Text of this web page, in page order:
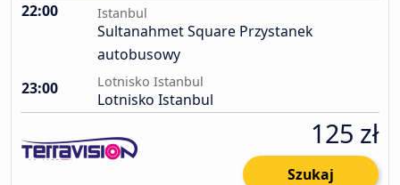
22:00 Istanbul
Sultanahmet Square Przystanek
autobusowy
23:00
Lotnisko Istanbul
Lotnisko Istanbul
125 zł
Szukaj